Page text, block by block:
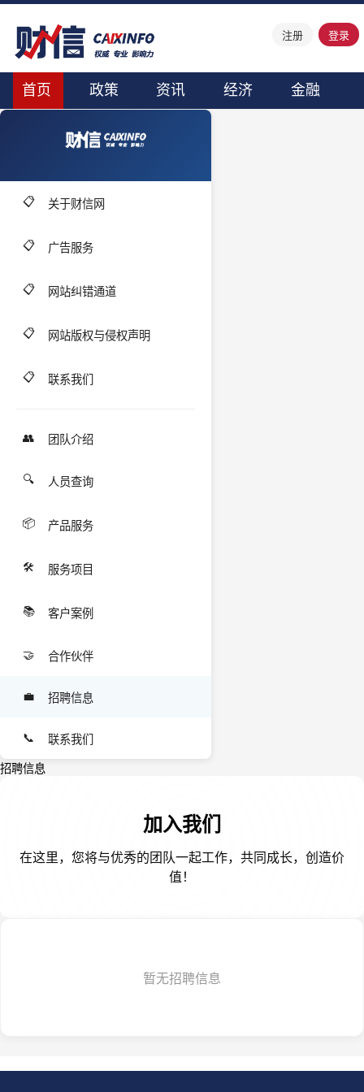
注册 登录
首页 政策 资讯 经济 金融
📋 关于财信网
📋 广告服务
📋 网站纠错通道
📋 网站版权与侵权声明
📋 联系我们
👥 团队介绍
🔍 人员查询
📦 产品服务
🛠️ 服务项目
📚 客户案例
🤝 合作伙伴
💼 招聘信息
📞 联系我们
招聘信息
加入我们
在这里，您将与优秀的团队一起工作，共同成长，创造价
值！
暂无招聘信息